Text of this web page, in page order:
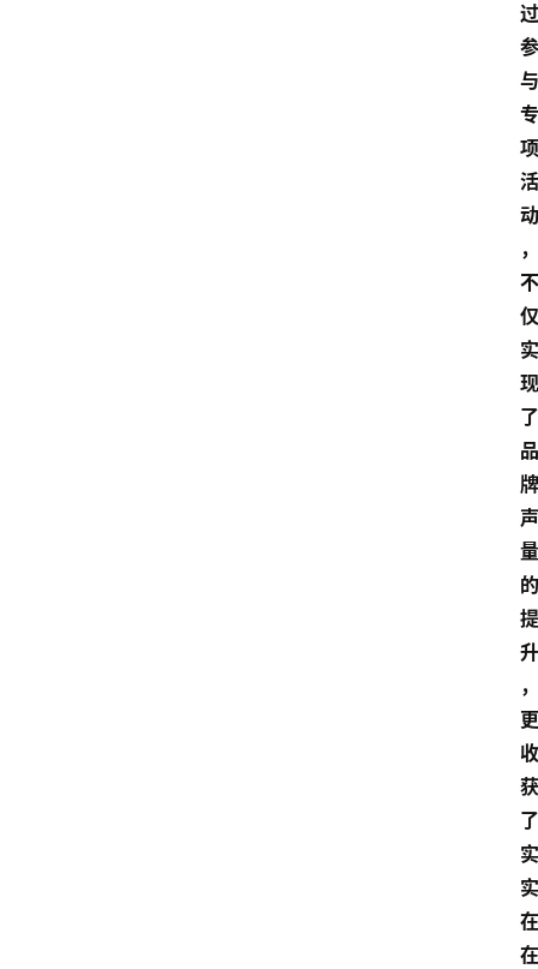
过
参
与
专
项
活
动
，
不
仅
实
现
了
品
牌
声
量
的
提
升
，
更
收
获
了
实
实
在
在